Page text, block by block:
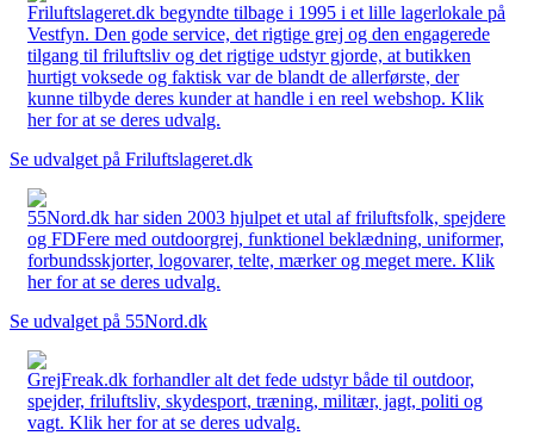
Friluftslageret.dk begyndte tilbage i 1995 i et lille lagerlokale på
Vestfyn. Den gode service, det rigtige grej og den engagerede
tilgang til friluftsliv og det rigtige udstyr gjorde, at butikken
hurtigt voksede og faktisk var de blandt de allerførste, der
kunne tilbyde deres kunder at handle i en reel webshop. Klik
her for at se deres udvalg.
Se udvalget på Friluftslageret.dk
55Nord.dk har siden 2003 hjulpet et utal af friluftsfolk, spejdere
og FDFere med outdoorgrej, funktionel beklædning, uniformer,
forbundsskjorter, logovarer, telte, mærker og meget mere. Klik
her for at se deres udvalg.
Se udvalget på 55Nord.dk
GrejFreak.dk forhandler alt det fede udstyr både til outdoor,
spejder, friluftsliv, skydesport, træning, militær, jagt, politi og
vagt. Klik her for at se deres udvalg.